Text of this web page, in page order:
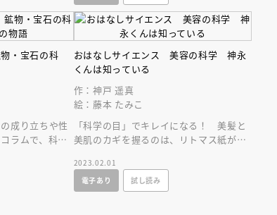
・宝石の科
成り立ちや性
ラムで、科学
おはなしサイエンス 美容の科学 神永
くんは知っている
作：神戸 遥真
絵：藤本 たみこ
「科学の目」でキレイになる！ 美髪と
美肌のカギを握るのは、リトマス紙が青
の性質」だった！
2023.02.01
電子あり
試し読み